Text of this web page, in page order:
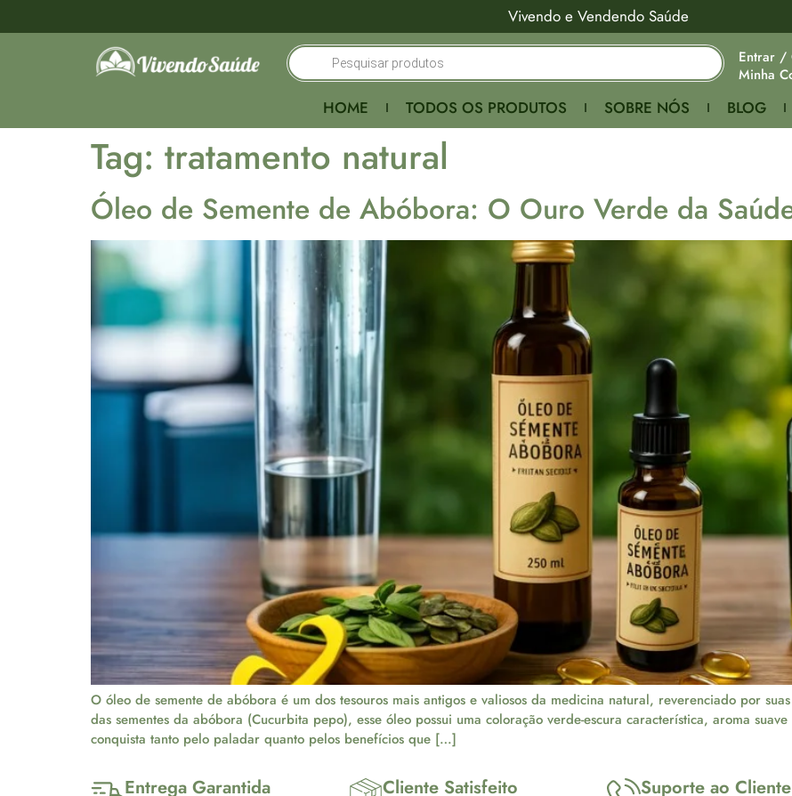
Vivendo e Vendendo Saúde
Entrar /
Minha
HOME TODOS OS PRODUTOS SOBRE NÓS BLOG
Tag: tratamento natural
Óleo de Semente de Abóbora: O Ouro Verde da
O óleo de semente de abóbora é um dos tesouros mais antigos e valiosos da medicina natural, reverenciado por
das sementes da abóbora (Cucurbita pepo), esse óleo possui uma coloração verde-escura característica, aroma
conquista tanto pelo paladar quanto pelos benefícios que […]
Entrega Garantida Cliente Satisfeito Suporte ao Cliente